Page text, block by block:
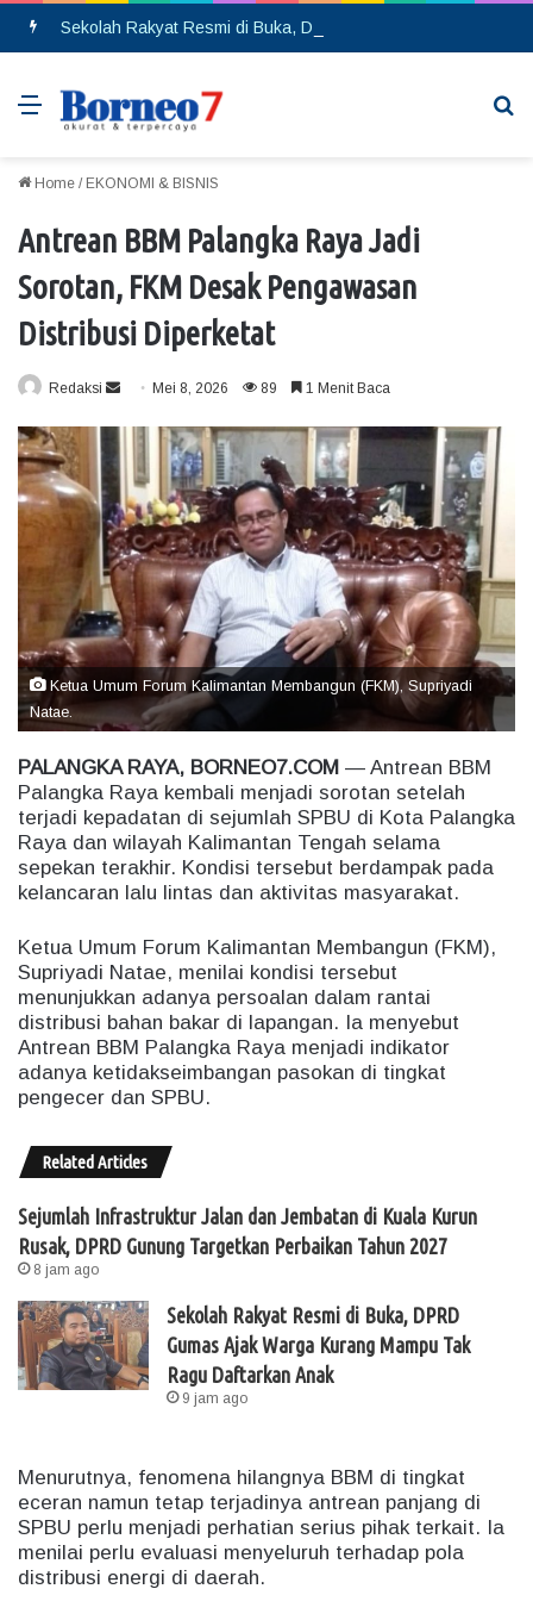
Menu
Home / EKONOMI & BISNIS
Antrean BBM Palangka Raya Jadi
Sorotan, FKM Desak Pengawasan
Distribusi Diperketat
Redaksi
a
n
e
a
i
Mei 8, 2026 89 1 Menit Baca
Ketua Umum Forum Kalimantan Membangun (FKM), Supriyadi
Natae.
PALANGKA RAYA, BORNEO7.COM — Antrean BBM
Palangka Raya kembali menjadi sorotan setelah
terjadi kepadatan di sejumlah SPBU di Kota Palangka
Raya dan wilayah Kalimantan Tengah selama
sepekan terakhir. Kondisi tersebut berdampak pada
kelancaran lalu lintas dan aktivitas masyarakat.
Ketua Umum Forum Kalimantan Membangun (FKM),
Supriyadi Natae, menilai kondisi tersebut
menunjukkan adanya persoalan dalam rantai
distribusi bahan bakar di lapangan. Ia menyebut
Antrean BBM Palangka Raya menjadi indikator
adanya ketidakseimbangan pasokan di tingkat
pengecer dan SPBU.
Related Articles
Sejumlah Infrastruktur Jalan dan Jembatan di Kuala Kurun
Rusak, DPRD Gunung Targetkan Perbaikan Tahun 2027
8 jam ago
Sekolah Rakyat Resmi di Buka, DPRD
Gumas Ajak Warga Kurang Mampu Tak
Ragu Daftarkan Anak
9 jam ago
Menurutnya, fenomena hilangnya BBM di tingkat
eceran namun tetap terjadinya antrean panjang di
SPBU perlu menjadi perhatian serius pihak terkait. Ia
menilai perlu evaluasi menyeluruh terhadap pola
distribusi energi di daerah.